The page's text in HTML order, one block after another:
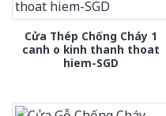
Cửa Thép Chống Cháy 1
canh o kinh thanh thoat
hiem-SGD